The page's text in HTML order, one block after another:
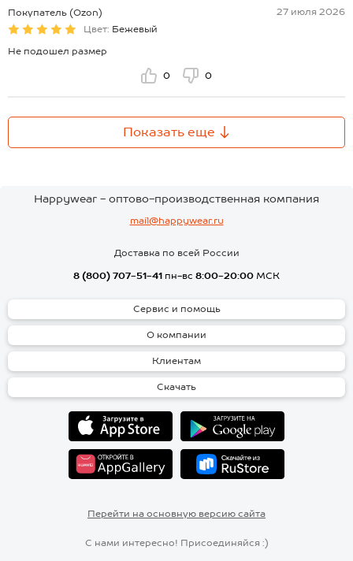
Покупатель (Ozon)
27 июля 2026
Цвет: Бежевый
Не подошел размер
0 0
Показать еще
Happywear - оптово-производственная компания
mail@happywear.ru
Доставка по всей России
8 (800) 707-51-41 пн-вс 8:00-20:00 МСК
Сервис и помощь
О компании
Клиентам
Скачать
Перейти на основную версию сайта
С нами интересно! Присоединяйся :)